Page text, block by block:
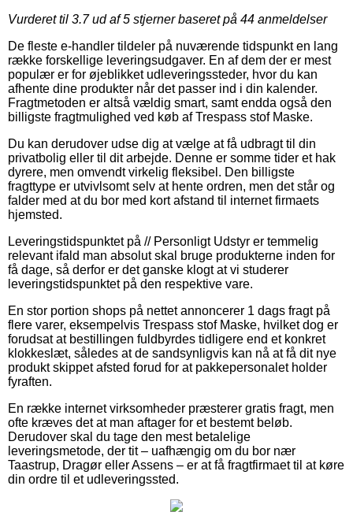
Vurderet til 3.7ud af 5 stjerner baseret på 44 anmeldelser
De fleste e-handler tildeler på nuværende tidspunkt en lang
række forskellige leveringsudgaver. En af dem der er mest
populær er for øjeblikket udleveringssteder, hvor du kan
afhente dine produkter når det passer ind i din kalender.
Fragtmetoden er altså vældig smart, samt endda også den
billigste fragtmulighed ved køb af Trespass stof Maske.
Du kan derudover udse dig at vælge at få udbragt til din
privatbolig eller til dit arbejde. Denne er somme tider et hak
dyrere, men omvendt virkelig fleksibel. Den billigste
fragttype er utvivlsomt selv at hente ordren, men det står og
falder med at du bor med kort afstand til internet firmaets
hjemsted.
Leveringstidspunktet på // Personligt Udstyr er temmelig
relevant ifald man absolut skal bruge produkterne inden for
få dage, så derfor er det ganske klogt at vi studerer
leveringstidspunktet på den respektive vare.
En stor portion shops på nettet annoncerer 1 dags fragt på
flere varer, eksempelvis Trespass stof Maske, hvilket dog er
forudsat at bestillingen fuldbyrdes tidligere end et konkret
klokkeslæt, således at de sandsynligvis kan nå at få dit nye
produkt skippet afsted forud for at pakkepersonalet holder
fyraften.
En række internet virksomheder præsterer gratis fragt, men
ofte kræves det at man aftager for et bestemt beløb.
Derudover skal du tage den mest betalelige
leveringsmetode, der tit – uafhængig om du bor nær
Taastrup, Dragør eller Assens – er at få fragtfirmaet til at køre
din ordre til et udleveringssted.